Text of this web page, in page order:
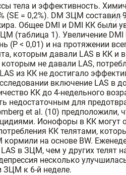
тела и эффективность.
(SE = 0,2%). DM ЗЦМ
Общее DMI и DMI КК были
(таблица 1). Увеличение
(P < 0,01) и на протяжении
которым давали LAS в КК
не давали LAS,
из КК не достигало
включение LAS в
КК до 4-недельного
недостаточным для
et al. (10)
Ионофоры в КК могут
КК телятами,
на основе BW.
в ЗЦМ, чем у других телят
несколько
ЗЦМ к 6-й неделе.